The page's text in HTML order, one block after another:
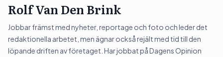
Rolf Van Den Brink
Jobbar främst med nyheter, reportage och foto och leder det
redaktionella arbetet, men ägnar också rejält med tid till den
löpande driften av företaget. Har jobbat på Dagens Opinion